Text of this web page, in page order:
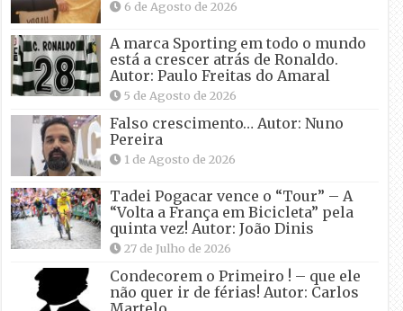
6 de Agosto de 2026
A marca Sporting em todo o mundo
está a crescer atrás de Ronaldo.
Autor: Paulo Freitas do Amaral
5 de Agosto de 2026
Falso crescimento… Autor: Nuno
Pereira
1 de Agosto de 2026
Tadei Pogacar vence o “Tour” – A
“Volta a França em Bicicleta” pela
quinta vez! Autor: João Dinis
27 de Julho de 2026
Condecorem o Primeiro ! – que ele
não quer ir de férias! Autor: Carlos